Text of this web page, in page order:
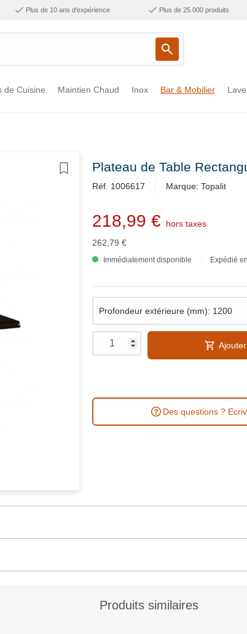
Plus de 10 ans d'expérience Plus de 25.000 produits
de Cuisine Maintien Chaud Inox Bar & Mobilier
Plateau de Table
Réf. 1006617 Marque: Topalit
218,99 €
hors taxes
262,79 €
Immédiatement disponible Expédié
Des questions ?
Produits similaires